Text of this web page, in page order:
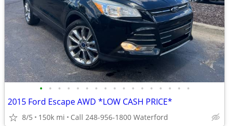
• • • • • • • • • • • • • • • • •
2015 Ford Escape AWD *LOW CASH PRICE*
8/5 150k mi Call 248-956-1800 Waterford